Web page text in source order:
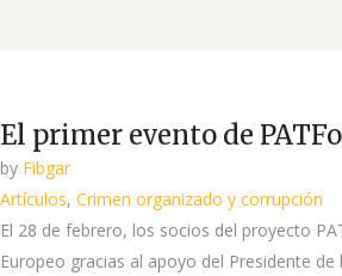
El primer evento de
by Fibgar
Artículos, Crimen organizado y corrupción
El 28 de febrero, los socios del proyecto
Europeo gracias al apoyo del Presidente